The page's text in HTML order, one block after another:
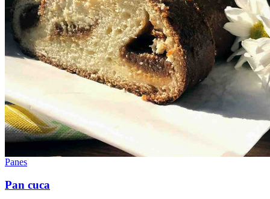
Panes
Pan cuca